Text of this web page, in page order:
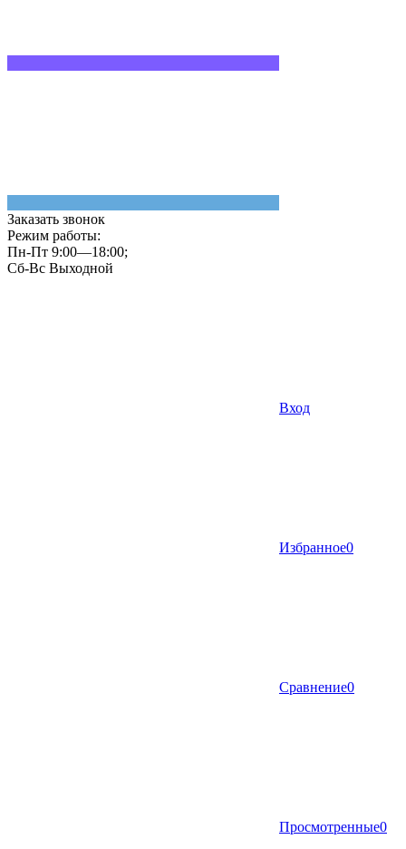
Заказать звонок
Режим работы:
Пн-Пт 9:00—18:00;
Сб-Вс Выходной
Вход
Избранное0
Сравнение0
Просмотренные0